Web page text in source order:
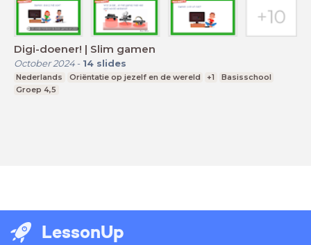
Digi-doener! | Slim gamen
October 2024- 14 slides
Nederlands Oriëntatie op jezelf en de wereld +1
Basisschool
Groep 4,5
LessonUp